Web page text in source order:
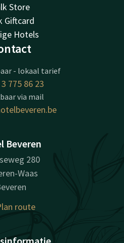
Store
Giftcard
Hotels
- lokaal tarief
775 86 23
via mail
Beveren
280
Waas
route